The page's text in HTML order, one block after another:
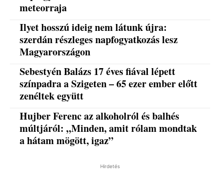
meteorraja
Ilyet hosszú ideig nem látunk újra:
szerdán részleges napfogyatkozás lesz
Magyarországon
Sebestyén Balázs 17 éves fiával lépett
színpadra a Szigeten – 65 ezer ember előtt
zenéltek együtt
Hujber Ferenc az alkoholról és balhés
múltjáról: „Minden, amit rólam mondtak
a hátam mögött, igaz”
Hirdetés